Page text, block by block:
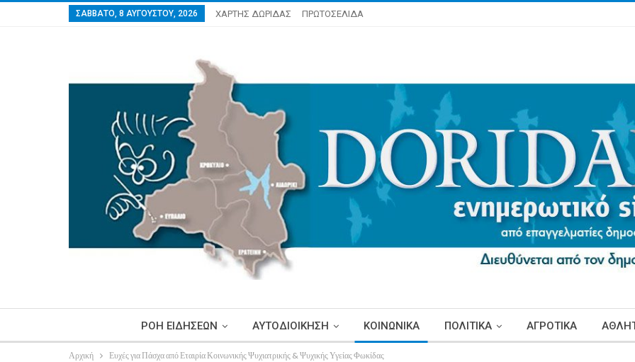
ΣΆΒΒΑΤΟ, 8 ΑΥΓΟΎΣΤΟΥ, 2026 ΧΑΡΤΗΣ ΔΩΡΙΔΑΣ ΠΡΩΤΟΣΕΛΙΔΑ
ΡΟΗ ΕΙΔΗΣΕΩΝ ΑΥΤΟΔΙΟΙΚΗΣΗ ΚΟΙΝΩΝΙΚΑ ΠΟΛΙΤΙΚΑ ΑΓΡΟΤΙΚΑ
Αρχική Ευχές για Πάσχα από Εταιρία Κοινωνικής Ψυχιατρικής & Ψυχικής Υγείας Φωκίδας